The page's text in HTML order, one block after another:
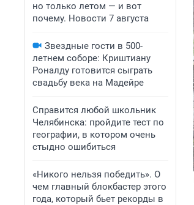
но только летом — и вот
почему. Новости 7 августа
Звездные гости в 500-
летнем соборе: Криштиану
Роналду готовится сыграть
свадьбу века на Мадейре
Справится любой школьник
Челябинска: пройдите тест по
географии, в котором очень
стыдно ошибиться
«Никого нельзя победить». О
чем главный блокбастер этого
года, который бьет рекорды в